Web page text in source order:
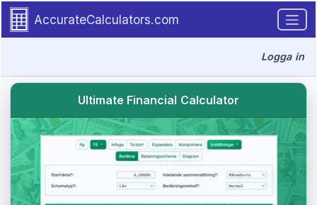
Go to tutorial content
AccurateCalculators.com
Logga in
Ultimate Financial Calculator